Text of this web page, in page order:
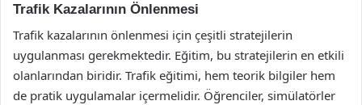
Trafik Kazalarının Önlenmesi
Trafik kazalarının önlenmesi için çeşitli stratejilerin
uygulanması gerekmektedir. Eğitim, bu stratejilerin en etkili
olanlarından biridir. Trafik eğitimi, hem teorik bilgiler hem
de pratik uygulamalar içermelidir. Öğrenciler, simülatörler